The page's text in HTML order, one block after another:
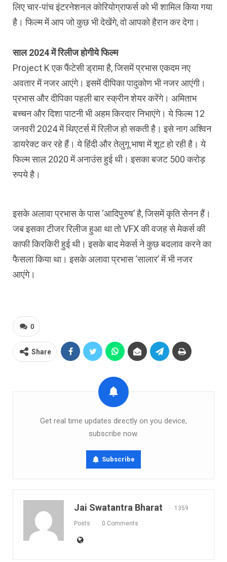
लिए चार-पांच इंटरनेशनल कोरियोग्राफर्स को भी शामिल किया गया
है। फिल्म में आप जो कुछ भी देखेंगे, वो आपको हैरान कर देगा।
साल 2024 में रिलीज होगीये फिल्म
Project K एक फैंटेसी ड्रामा है, जिसमें प्रभास एकदम नए
अवतार में नजर आएंगे। इसमें दीपिका पादुकोण भी नजर आएंगी।
प्रभास और दीपिका पहली बार स्क्रीन शेयर करेंगे। अमिताभ
बच्चन और दिशा पाटनी भी अहम किरदार निभाएंगे। ये फिल्म 12
जनवरी 2024 में थिएटर्स में रिलीज हो सकती है। इसे नाग अश्विन
डायरेक्ट कर रहे हैं। ये हिंदी और तेलुगू भाषा में शूट हो रही है। ये
फिल्म साल 2020 में अनाउंस हुई थी। इसका बजट 500 करोड़
रुपये है।
इसके अलावा प्रभास के पास ‘आदिपुरुष’ है, जिसमें कृति सेनन हैं।
जब इसका टीजर रिलीज हुआ था तो VFX की वजह से मेकर्स की
काफी किरकिरी हुई थी। इसके बाद मेकर्स ने कुछ बदलाव करने का
फैसला किया था। इसके अलावा प्रभास ‘सालार’ में भी नजर
आएंगे।
0
Share
Get real time updates directly on you device,
subscribe now.
Subscribe
Jai Swatantra Bharat 1359
Posts 0 Comments